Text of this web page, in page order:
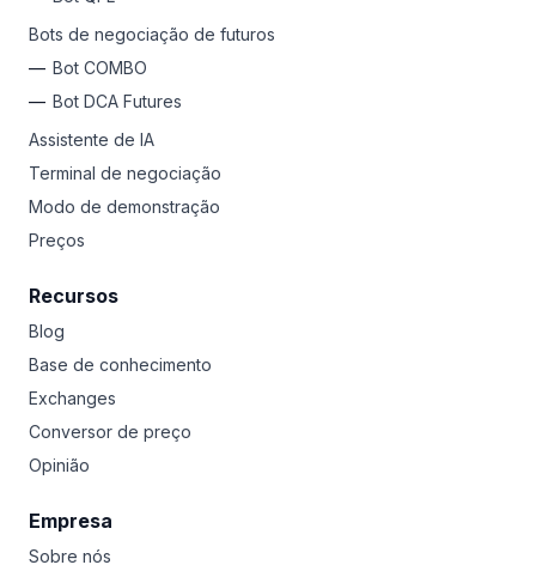
Bots de negociação de futuros
Bot COMBO
Bot DCA Futures
Assistente de IA
Terminal de negociação
Modo de demonstração
Preços
Recursos
Blog
Base de conhecimento
Exchanges
Conversor de preço
Opinião
Empresa
Sobre nós